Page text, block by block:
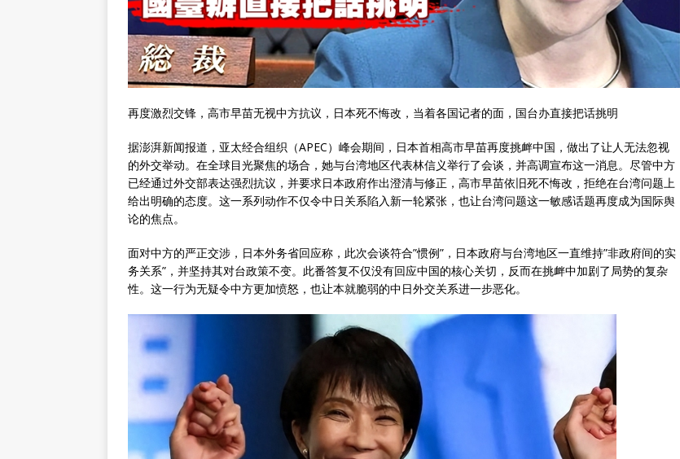
再度激烈交锋，高市早苗无视中方抗议，日本死不悔改，当着各国记者的面，国台办直接把话挑明
据澎湃新闻报道，亚太经合组织（APEC）峰会期间，日本首相高市早苗再度挑衅中国，做出了让人无法忽视
的外交举动。在全球目光聚焦的场合，她与台湾地区代表林信义举行了会谈，并高调宣布这一消息。尽管中方
已经通过外交部表达强烈抗议，并要求日本政府作出澄清与修正，高市早苗依旧死不悔改，拒绝在台湾问题上
给出明确的态度。这一系列动作不仅令中日关系陷入新一轮紧张，也让台湾问题这一敏感话题再度成为国际舆
论的焦点。
面对中方的严正交涉，日本外务省回应称，此次会谈符合”惯例”，日本政府与台湾地区一直维持”非政府间的实
务关系”，并坚持其对台政策不变。此番答复不仅没有回应中国的核心关切，反而在挑衅中加剧了局势的复杂
性。这一行为无疑令中方更加愤怒，也让本就脆弱的中日外交关系进一步恶化。